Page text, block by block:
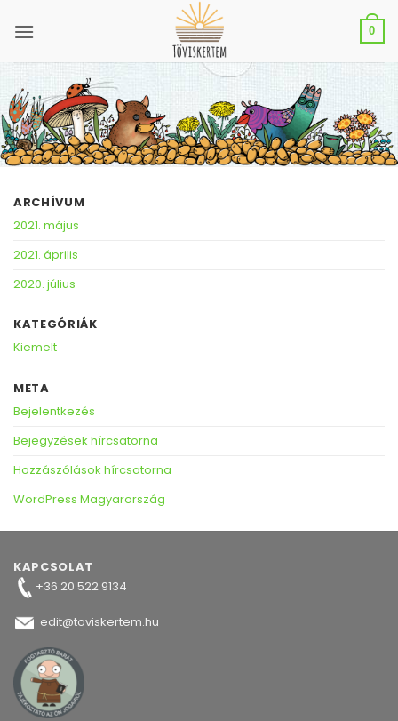
0
ARCHÍVUM
2021. május
2021. április
2020. július
KATEGÓRIÁK
Kiemelt
META
Bejelentkezés
Bejegyzések hírcsatorna
Hozzászólások hírcsatorna
WordPress Magyarország
KAPCSOLAT
+36 20 522 9134
edit@toviskertem.hu